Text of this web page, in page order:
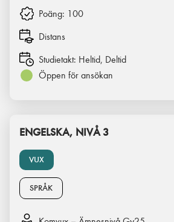
Poäng: 100
Distans
Studietakt: Heltid, Deltid
Öppen för ansökan
VUX
ENGELSKA, NIVÅ 3
SPRÅK